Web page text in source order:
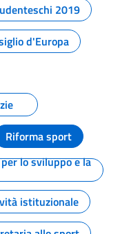
2019
d'Europa
Riforma sport
lo sviluppo e la
istituzionale